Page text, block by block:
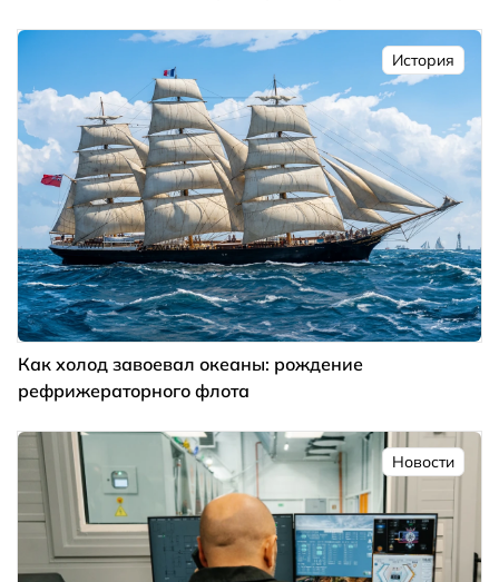
История
Как холод завоевал океаны: рождение
рефрижераторного флота
Новости